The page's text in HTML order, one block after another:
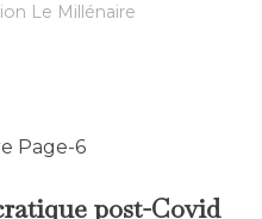
Le Millénaire
post-Covid